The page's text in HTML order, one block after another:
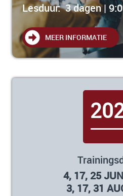
Lesduur: 3 dagen |
MEER INFORMATIE
4, 17, 25
3, 17, 31